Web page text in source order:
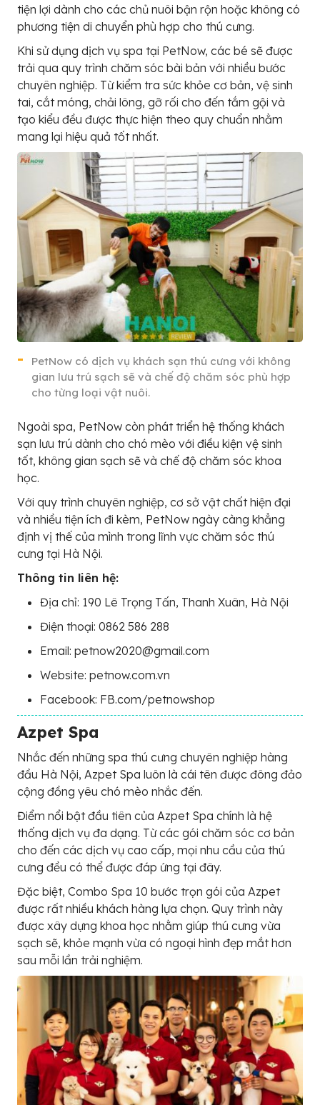
tiện lợi dành cho các chủ nuôi bận rộn hoặc không có
phương tiện di chuyển phù hợp cho thú cưng.
Khi sử dụng dịch vụ spa tại PetNow, các bé sẽ được
trải qua quy trình chăm sóc bài bản với nhiều bước
chuyên nghiệp. Từ kiểm tra sức khỏe cơ bản, vệ sinh
tai, cắt móng, chải lông, gỡ rối cho đến tắm gội và
tạo kiểu đều được thực hiện theo quy chuẩn nhằm
mang lại hiệu quả tốt nhất.
PetNow có dịch vụ khách sạn thú cưng với không
gian lưu trú sạch sẽ và chế độ chăm sóc phù hợp
cho từng loại vật nuôi.
Ngoài spa, PetNow còn phát triển hệ thống khách
sạn lưu trú dành cho chó mèo với điều kiện vệ sinh
tốt, không gian sạch sẽ và chế độ chăm sóc khoa
học.
Với quy trình chuyên nghiệp, cơ sở vật chất hiện đại
và nhiều tiện ích đi kèm, PetNow ngày càng khẳng
định vị thế của mình trong lĩnh vực chăm sóc thú
cưng tại Hà Nội.
Thông tin liên hệ:
Địa chỉ: 190 Lê Trọng Tấn, Thanh Xuân, Hà Nội
Điện thoại: 0862 586 288
Email: petnow2020@gmail.com
Website: petnow.com.vn
Facebook: FB.com/petnowshop
Azpet Spa
Nhắc đến những spa thú cưng chuyên nghiệp hàng
đầu Hà Nội, Azpet Spa luôn là cái tên được đông đảo
cộng đồng yêu chó mèo nhắc đến.
Điểm nổi bật đầu tiên của Azpet Spa chính là hệ
thống dịch vụ đa dạng. Từ các gói chăm sóc cơ bản
cho đến các dịch vụ cao cấp, mọi nhu cầu của thú
cưng đều có thể được đáp ứng tại đây.
Đặc biệt, Combo Spa 10 bước trọn gói của Azpet
được rất nhiều khách hàng lựa chọn. Quy trình này
được xây dựng khoa học nhằm giúp thú cưng vừa
sạch sẽ, khỏe mạnh vừa có ngoại hình đẹp mắt hơn
sau mỗi lần trải nghiệm.